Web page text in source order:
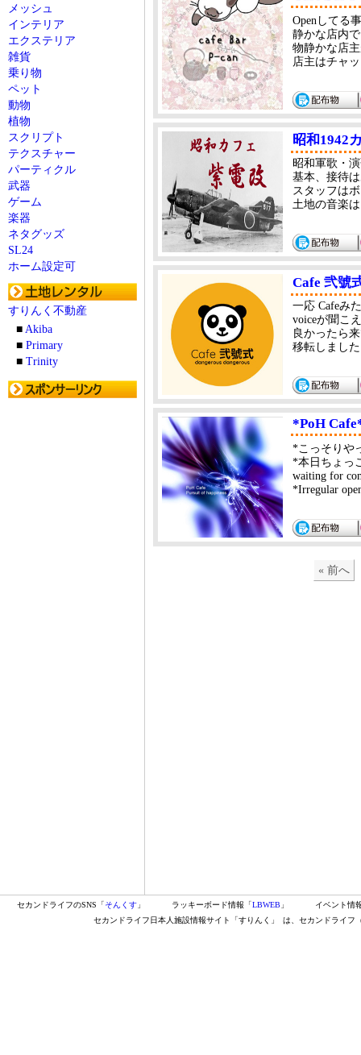
メッシュ
インテリア
エクステリア
雑貨
乗り物
ペット
動物
植物
スクリプト
テクスチャー
パーティクル
武器
ゲーム
楽器
ネタグッズ
SL24
ホーム設定可
すりんく不動産
■ Akiba
■ Primary
■ Trinity
Openしてる
静かな店内
物静かな店
店主はチャ
昭和1942
昭和軍歌・
基本、接待
スタッフは
土地の音楽
Cafe 弐號
一応 Cafeみ
voiceが聞こ
良かったら
移転しまし
*PoH
*こっそりや
*本日ちょっ
waiting for
*Irregular
« 前へ
セカンドライフのSNS「そんくす 」 ラッキーボード情報「LBWEB 」
イベント情
セカンドライフ日本人施設情報サイト「すりんく」
は、セカンドライフ